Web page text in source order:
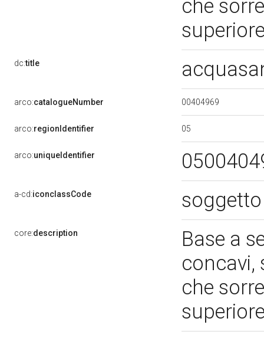
che
dc:title
arco:catalogueNumber 00404969
arco:regionIdentifier 05
arco:uniqueIdentifier
a-cd:iconclassCode
core:description
Base a
concavi,
che